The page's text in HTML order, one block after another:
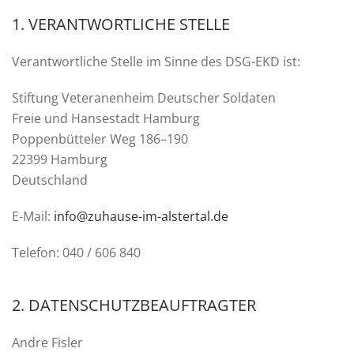
1. VERANTWORTLICHE STELLE
Verantwortliche Stelle im Sinne des DSG-EKD ist:
Stiftung Veteranenheim Deutscher Soldaten
Freie und Hansestadt Hamburg
Poppenbütteler Weg 186–190
22399 Hamburg
Deutschland
E-Mail: info@zuhause-im-alstertal.de
Telefon: 040 / 606 840
2. DATENSCHUTZBEAUFTRAGTER
Andre Fisler